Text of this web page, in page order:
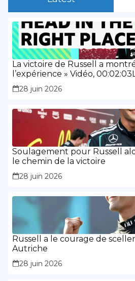
La victoire de Russell a
l’expérience » Vidéo,
Russell a montré « la maturité
28 juin 2026
Soulagement pour Russell
le chemin de la victoire
28 juin 2026
Russell a le courage de
Autriche
28 juin 2026